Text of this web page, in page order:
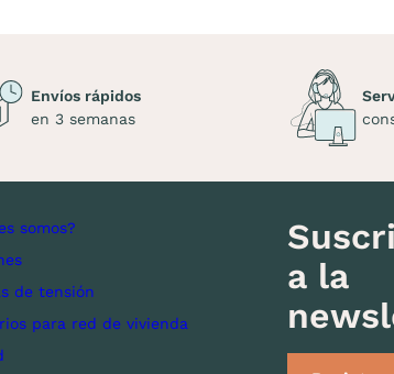
Envíos rápidos
en 3 semanas
somos?
de tensión
para red de vivienda
a la